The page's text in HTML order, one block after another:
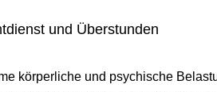
und Überstunden
körperliche und psychische